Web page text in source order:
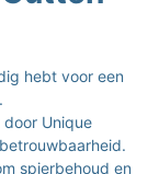
hebt voor een
door Unique
spierbehoud en